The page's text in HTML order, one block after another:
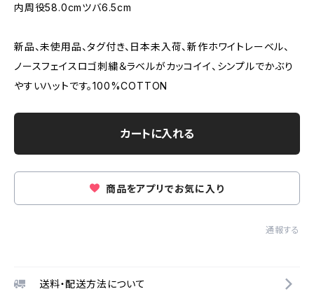
内周役58.0cmツバ6.5cm
新品、未使用品、タグ付き、日本未入荷、新作ホワイトレーベル、
ノースフェイスロゴ刺繍＆ラベルがカッコイイ、シンプルでかぶり
やすいハットです。100%COTTON
カートに入れる
商品をアプリでお気に入り
通報する
送料・配送方法について